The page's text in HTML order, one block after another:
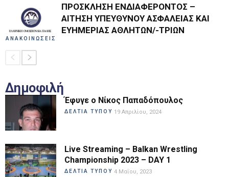
ΑΝΑΚΟΙΝΩΣΕΙΣ
ΠΡΟΣΚΛΗΣΗ ΕΝΔΙΑΦΕΡΟΝΤΟΣ –
ΑΙΤΗΣΗ ΥΠΕΥΘΥΝΟΥ ΑΣΦΑΛΕΙΑΣ ΚΑΙ
ΕΥΗΜΕΡΙΑΣ ΑΘΛΗΤΩΝ/-ΤΡΙΩΝ
Δημοφιλή
Έφυγε ο Νίκος Παπαδόπουλος
ΔΕΛΤΙΑ ΤΥΠΟΥ 19 Απριλίου, 2024
Live Streaming – Balkan Wrestling
Championship 2023 – DAY 1
ΔΕΛΤΙΑ ΤΥΠΟΥ 4 Μαΐου, 2023